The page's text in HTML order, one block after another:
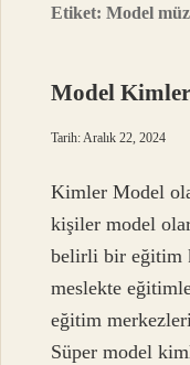
Etiket:Model
Model Kimler
Tarih: Aralık 22, 2024
Kimler Model
kişiler model
belirli bir eğitim
meslekte
eğitim
Süper model